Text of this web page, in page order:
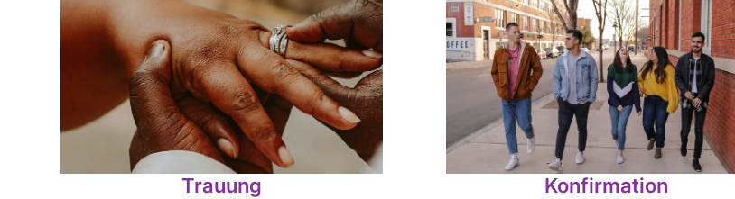
Trauung Konfirmation